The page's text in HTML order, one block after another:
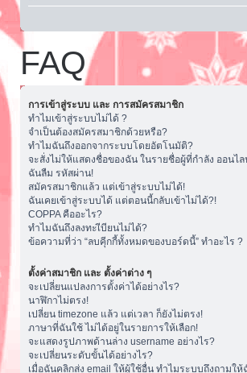
FAQ
การเข้าสู่ระบบ และ การสมัครสมาชิก
ทำไมเข้าสู่ระบบไม่ได้ ?
จำเป็นต้องสมัครสมาชิกด้วยหรือ?
ทำไมฉันถึงออกจากระบบโดยอัตโนมัติ?
จะสั่งไม่ให้แสดงชื่อของฉัน ในรายชื่อผู้ที่กำลัง ออนไล
ฉันลืม รหัสผ่าน!
สมัครสมาชิกแล้ว แต่เข้าสู่ระบบไม่ได้!
ฉันเคยเข้าสู่ระบบได้ แต่ตอนนี้กลับเข้าไม่ได้?!
COPPA คืออะไร?
ทำไมฉันถึงลงทะเีบียนไม่ได้?
ข้อความที่ว่า “ลบคุีกกี้ทั้งหมดของบอร์ดนี้” ทำอะไร ?
ตั้งค่าสมาชิก และ ตั้งค่าต่าง ๆ
จะเปลี่ยนแปลงการตั้งค่าได้อย่างไร?
นาฬิกาไม่ตรง!
เปลี่ยน timezone แล้ว แต่เวลา ก็ยังไม่ตรง!
ภาษาที่ฉันใช้ ไม่ได้อยู่ในรายการให้เลือก!
จะแสดงรูปภาพด้านล่าง username อย่างไร?
จะเปลี่ยนระดับขั้นได้อย่างไร?
เมื่อฉันคลิกส่ง email ให้ผู้ใช้อื่น ทำไมระบบถึงถามใ